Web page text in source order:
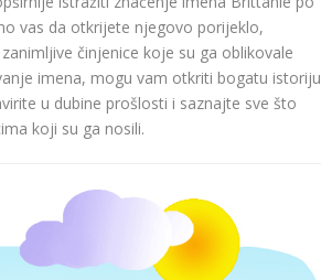
vas da otkrijete njegovo porijeklo,
činjenice koje su ga oblikovale
imena, mogu vam otkriti bogatu istoriju
u dubine prošlosti i saznajte sve što
koji su ga nosili.